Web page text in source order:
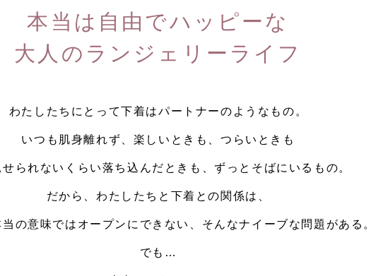
本当は自由でハッピーな
大人のランジェリーライフ
わたしたちにとって下着はパートナーのようなもの。
いつも肌身離れず、楽しいときも、 つらいときも
られないくらい落ち込んだときも、ずっとそばにいるもの。
だから、 わたしたちと下着との関係は、
当の意味ではオープンにできない、 そんなナイーブな問題がある。
でも…